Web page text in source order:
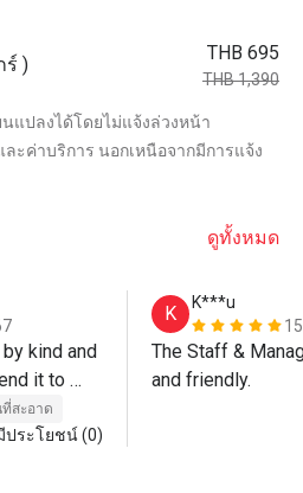
ร์ )
THB 695
THB 1,390
แปลงได้โดยไม่แจ้งล่วงหน้า
ะค่าบริการ นอกเหนือจากมีการแจ้ง
ดูทั้งหมด
kind and
it to
of
สะอาด
ประโยชน์ (0)
K
K***u
The Staff &
and friendly.